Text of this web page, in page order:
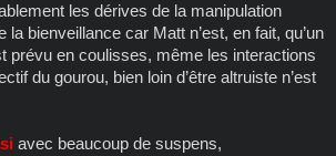
les dérives de la manipulation
la bienveillance car Matt n’est, en fait, qu’un
prévu en coulisses, même les interactions
du gourou, bien loin d’être altruiste n’est
avec beaucoup de suspens,